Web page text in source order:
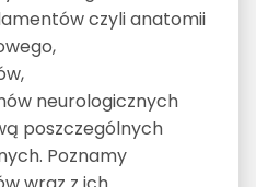
czyli anatomii
neurologicznych
poszczególnych
Poznamy